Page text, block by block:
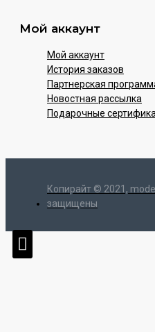
Мой аккаунт
Мой аккаунт
История заказов
Партнерская
Новостная рассылка
Подарочные
Копирайт © 2021,
защищены